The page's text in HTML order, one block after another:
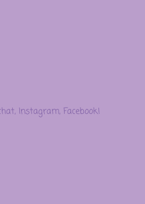
Instagram, Facebook!